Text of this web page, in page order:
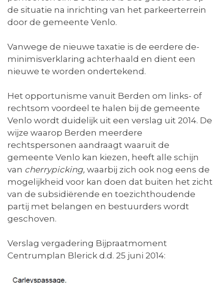
de situatie na inrichting van het parkeerterrein
door de gemeente Venlo.
Vanwege de nieuwe taxatie is de eerdere de-
minimisverklaring achterhaald en dient een
nieuwe te worden ondertekend.
Het opportunisme vanuit Berden om links- of
rechtsom voordeel te halen bij de gemeente
Venlo wordt duidelijk uit een verslag uit 2014. De
wijze waarop Berden meerdere
rechtspersonen aandraagt waaruit de
gemeente Venlo kan kiezen, heeft alle schijn
van cherrypicking, waarbij zich ook nog eens de
mogelijkheid voor kan doen dat buiten het zicht
van de subsidiërende en toezichthoudende
partij met belangen en bestuurders wordt
geschoven.
Verslag vergadering Bijpraatmoment
Centrumplan Blerick d.d. 25 juni 2014: